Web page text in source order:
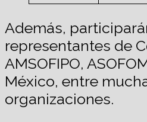
Además,
representantes de
AMSOFIPO,
México, entre
organizaciones.